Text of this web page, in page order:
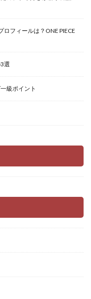
ロフィールは？ONE PIECE
選
級ポイント